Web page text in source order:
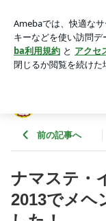
トをしました！ | メ
アプリをダウンロ
ょう。
前の記事へ
ナマステ・
2013でメヘ